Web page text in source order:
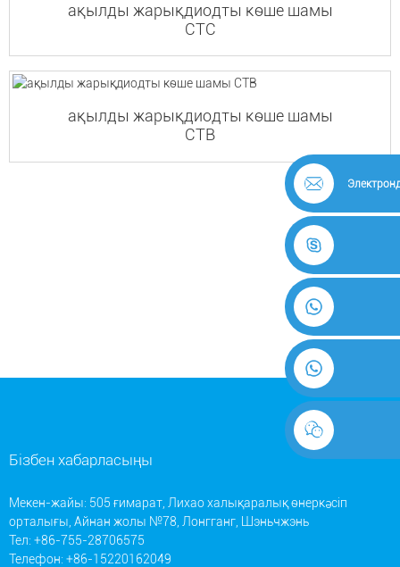
ақылды жарықдиодты көше шамы
CTC
ақылды жарықдиодты көше шамы
CTB
Бізбен хабарласыңы
Мекен-жайы: 505 ғимарат, Лихао халықаралық өнеркәсіп
орталығы, Айнан жолы №78, Лонгганг, Шэньчжэнь
Тел: +86-755-28706575
Телефон: +86-15220162049